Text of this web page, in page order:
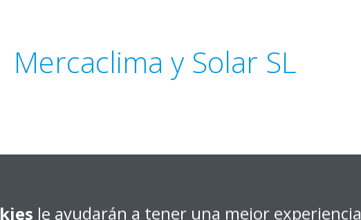
Mercaclima y Solar SL
le ayudarán a tener una mejor experiencia